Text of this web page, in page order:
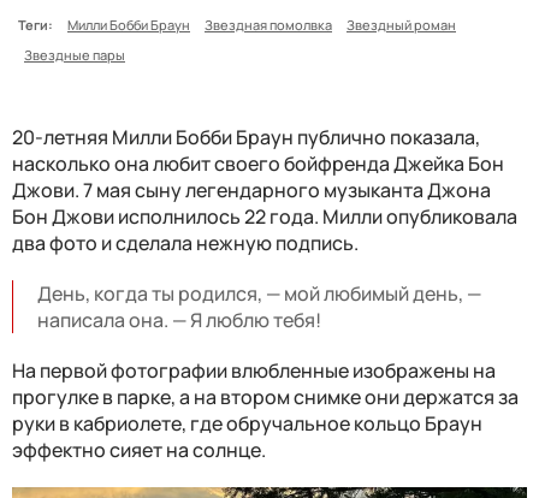
Теги:
Милли Бобби Браун Звездная помолвка
Звездный роман
Звездные пары
20-летняя Милли Бобби Браун публично показала,
насколько она любит своего бойфренда Джейка Бон
Джови. 7 мая сыну легендарного музыканта Джона
Бон Джови исполнилось 22 года. Милли опубликовала
два фото и сделала нежную подпись.
День, когда ты родился, — мой любимый день, —
написала она. — Я люблю тебя!
На первой фотографии влюбленные изображены на
прогулке в парке, а на втором снимке они держатся за
руки в кабриолете, где обручальное кольцо Браун
эффектно сияет на солнце.